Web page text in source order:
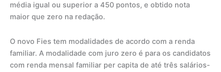
média igual ou superior a 450 pontos, e obtido nota
maior que zero na redação.
O novo Fies tem modalidades de acordo com a renda
familiar. A modalidade com juro zero é para os candidatos
com renda mensal familiar per capita de até três salários-